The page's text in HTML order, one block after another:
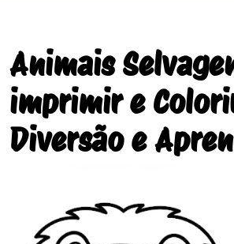
Animais
imprimir e
Diversão e